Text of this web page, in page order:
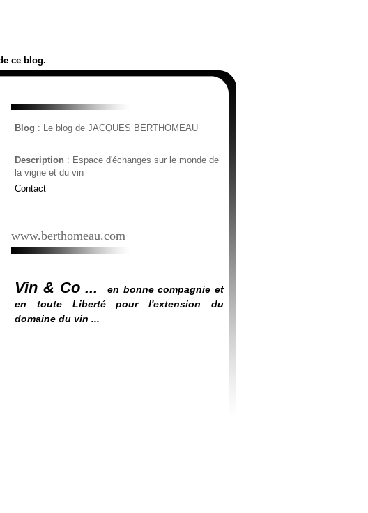
ce blog.
Blog : Le blog de JACQUES BERTHOMEAU
Description : Espace d'échanges sur le monde de
la vigne et du vin
Contact
www.berthomeau.com
Vin & Co ...
en bonne compagnie et
en toute Liberté pour l'extension du
domaine du vin ...